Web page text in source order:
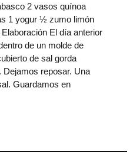
2 vasos quínoa
1 yogur ½ zumo limón
El día anterior
de un molde de
de sal gorda
Dejamos reposar. Una
Guardamos en